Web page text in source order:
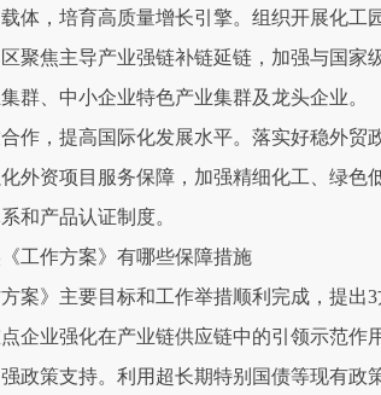
体，培育高质量增长引擎。组织开展化
聚焦主导产业强链补链延链，加强与国
群、中小企业特色产业集群及龙头企业。
作，提高国际化发展水平。落实好稳外
外资项目服务保障，加强精细化工、绿
和产品认证制度。
工作方案》有哪些保障措施
案》主要目标和工作举措顺利完成，提
企业强化在产业链供应链中的引领示范
政策支持。利用超长期特别国债等现有